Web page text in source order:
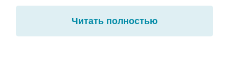
Читать полностью